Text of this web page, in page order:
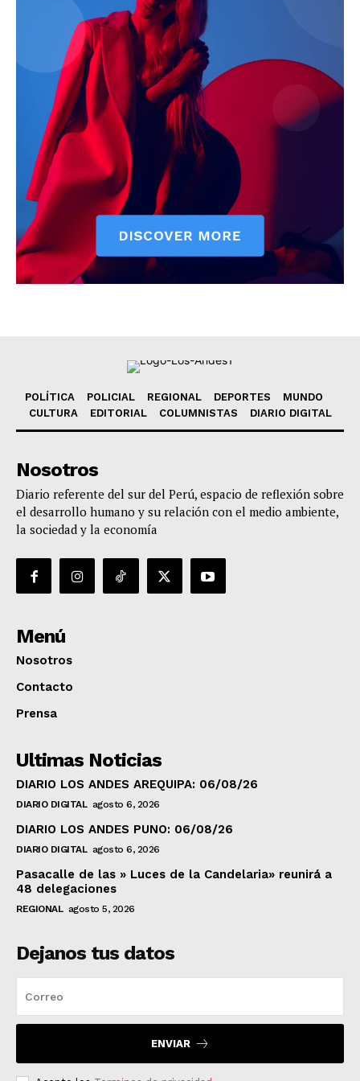
POLÍTICA POLICIAL REGIONAL DEPORTES
MUNDO
CULTURA
EDITORIAL COLUMNISTAS DIARIO DIGITAL
Nosotros
Diario referente del sur del Perú, espacio de reflexión sobre
el desarrollo humano y su relación con el medio ambiente,
la sociedad y la economía
Menú
Nosotros
Contacto
Prensa
Ultimas Noticias
DIARIO LOS ANDES AREQUIPA: 06/08/26
DIARIO DIGITAL agosto 6, 2026
DIARIO LOS ANDES PUNO: 06/08/26
DIARIO DIGITAL agosto 6, 2026
Pasacalle de las » Luces de la Candelaria» reunirá a
48 delegaciones
REGIONAL agosto 5, 2026
Dejanos tus datos
ENVIAR